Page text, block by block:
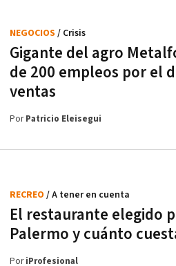
Gigante del agro
de 200 empleos por el
ventas
NEGOCIOS / Crisis
PorPatricio Eleisegui
El restaurante elegido
Palermo y cuánto
RECREO / A tener en cuenta
PoriProfesional